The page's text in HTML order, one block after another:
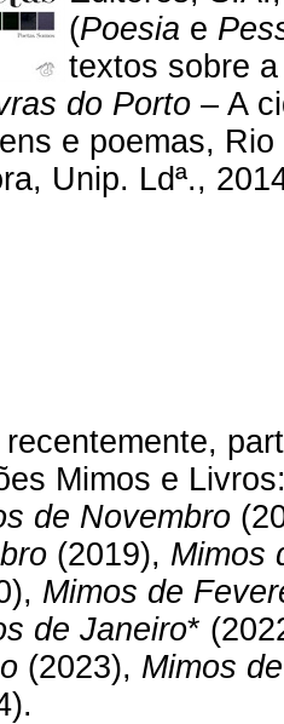
(Poesia e
textos sobre
do Porto – A
e poemas,
Unip. Ldª.,
recentemente,
Mimos e
de Novembro
(2019), Mimos
Mimos de
de Janeiro*
(2023), Mimos